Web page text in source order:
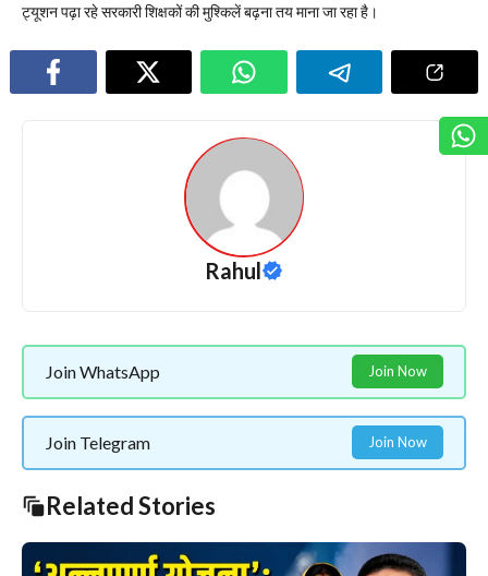
ट्यूशन पढ़ा रहे सरकारी शिक्षकों की मुश्किलें बढ़ना तय माना जा रहा है।
Rahul
Join WhatsApp Join Now
Join Telegram Join Now
Related Stories